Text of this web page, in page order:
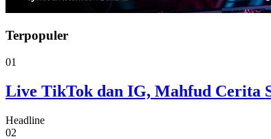
Terpopuler
01
Live TikTok dan IG, Mahfud Cerita
Headline
02